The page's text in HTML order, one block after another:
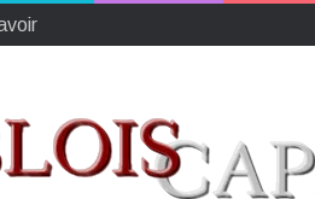
du monde